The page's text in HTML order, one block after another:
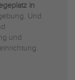
in
Und
und